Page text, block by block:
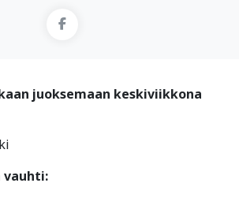
juoksemaan keskiviikkona
vauhti: